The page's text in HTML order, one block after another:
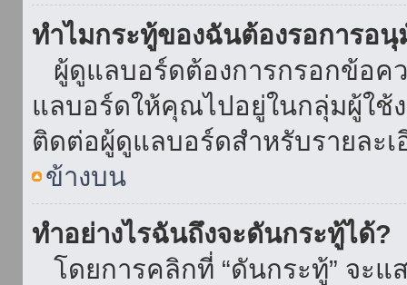
ทำไมกระทู้ของฉันต้องรอการอนุ
ผู้ดูแลบอร์ดต้องการกรอกข้อค
แลบอร์ดให้คุณไปอยู่ในกลุ่มผู้ใช้
ติดต่อผู้ดูแลบอร์ดสำหรับรายละเ
ข้างบน
ทำอย่างไรฉันถึงจะดันกระทู้ได้?
โดยการคลิกที่ “ดันกระทู้” จะ